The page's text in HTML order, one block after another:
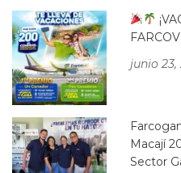
junio 23,
Macají
Sector